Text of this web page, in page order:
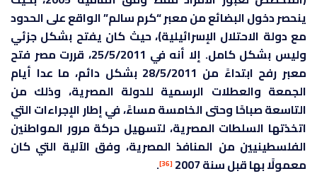
ينحصر دخول البضائع من معبر “كرم سالم” الواقع على الحدود
مع دولة الاحتلال الإسرائيلية)، حيث كان يفتح بشكل جزئي
وليس بشكل كامل. إلا أنه في 25/5/2011، قررت مصر فتح
معبر رفح ابتداءً من 28/5/2011 بشكل دائم، ما عدا أيام
الجمعة والعطلات الرسمية للدولة المصرية، وذلك من
التاسعة صباحًا وحتى الخامسة مساءً، في إطار الإجراءات التي
اتخذتها السلطات المصرية، لتسهيل حركة مرور المواطنين
الفلسطينيين من المنافذ المصرية، وفق الآلية التي كان
معمولًا بها قبل سنة 2007
[36]
.